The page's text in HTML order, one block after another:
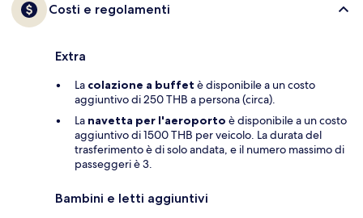
Costi e regolamenti
Extra
La colazione a buffet è disponibile a un costo
aggiuntivo di 250 THB a persona (circa).
La navetta per l'aeroporto è disponibile a un costo
aggiuntivo di 1500 THB per veicolo. La durata del
trasferimento è di solo andata, e il numero massimo di
passeggeri è 3.
Bambini e letti aggiuntivi